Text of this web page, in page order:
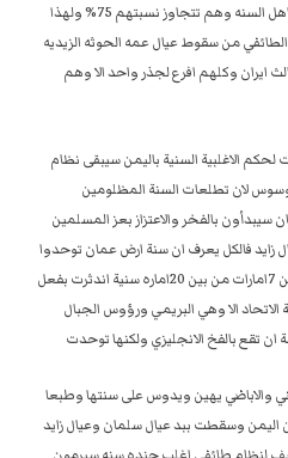
و1%شيعه يدوسون على اهل السنه وهم تتجاوز نسبتهم 75% ولهذا
من سقوط عيال عمه الحوثه الزيديه
ايران وكلهم افرع لجذر واحد الا وهم
الاغلبية السنية باليمن سيبقى نظام
لان تطلعات السنة المظلومين
بالفخر والاعتزاز بعز المسلمين
زايد فالكل يعرف ان سنة ارض عمان توحدوا
في دولة مستقله مكونه من 7امارات من بين 20اماره سنية اندثرت بفعل
الا وهي البريمي ورؤوس الجبال
تقع بالفخ الانجليزي ولكنها توحدت
والاباضي يهين ويدوس على سنتها وطبعا
وسقطت ببد عيال سلمان وعيال زايد